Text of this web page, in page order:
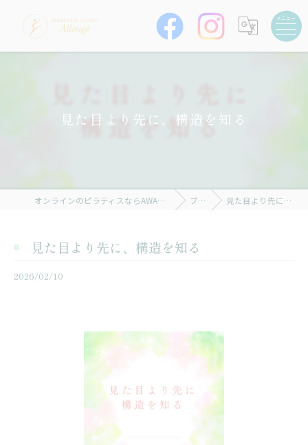
見た目より先に、構造を知る
オンラインのピラティスならAWARENESS STUDIO Allongé ブログ 見た目より先に、構造を知る
見た目より先に、構造を知る
2026/02/10